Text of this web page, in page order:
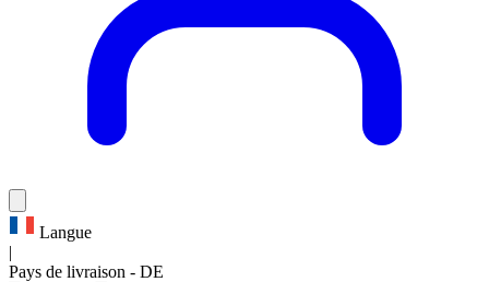
Langue
|
Pays de livraison - DE